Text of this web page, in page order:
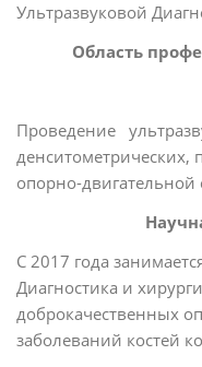
Ультразвуковой
Область
Проведение
опорно-
С 2017 года
Диагностика и
доброкачественных
заболеваний костей